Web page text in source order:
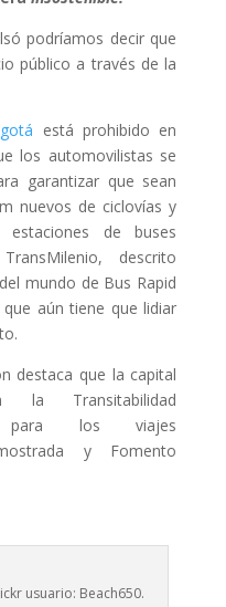
podríamos decir que
público a través de la
está prohibido en
los automovilistas se
garantizar que sean
nuevos de ciclovías y
estaciones de buses
descrito
mundo de Bus Rapid
aún tiene que lidiar
destaca que la capital
la Transitabilidad
para los viajes
y Fomento
usuario: Beach650.